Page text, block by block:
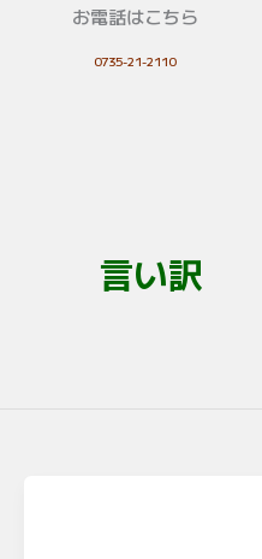
お電話はこちら
0735-21-2110
言い訳